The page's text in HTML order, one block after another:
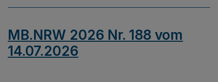
MB.NRW 2026 Nr. 188 vom
14.07.2026